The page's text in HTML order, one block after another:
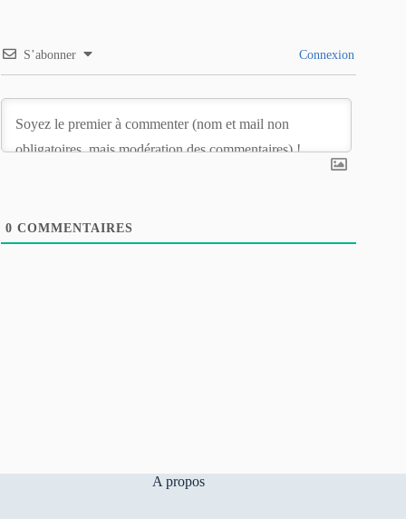
S’abonner Connexion
0 COMMENTAIRES
A propos